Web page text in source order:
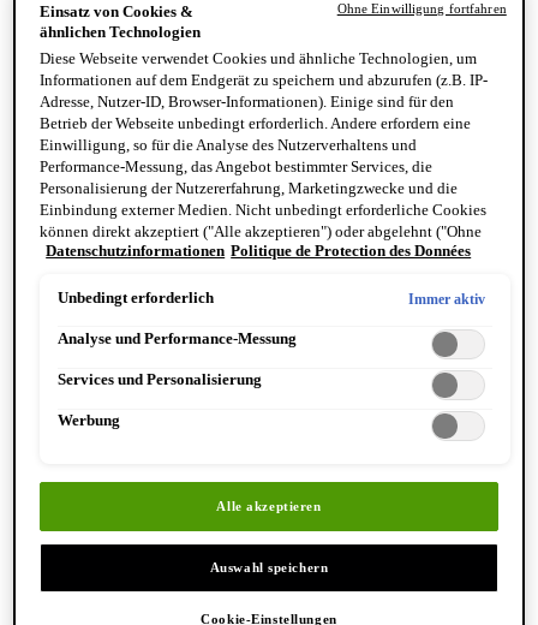
Hand & Körper
Kategorie
Handseife & Balsam
Seife am Stück
Reinigung & Peeling für den Körper
Körperbalsame und Öle
Mundpflege & Deodorants
Alle Hand- und Körperpflegeprodukte anzeigen
Bemerkenswerte Formulierungen
Resurrection Aromatique Hand Wash
Eleos Aromatique Hand Balm
Antithesis Intense Body Cleanser
Entdecken Sie Hand & Körper
Einsatz von Cookies &
ähnlichen Technologien
Diese Webseite verwendet Cookies und ähnliche Technologien, um
Informationen auf dem Endgerät zu speichern und abzurufen (z.B. IP-
Adresse, Nutzer-ID, Browser-Informationen). Einige sind für den
Betrieb der Webseite unbedingt erforderlich. Andere erfordern eine
Einwilligung, so für die Analyse des Nutzerverhaltens und
Performance-Messung, das Angebot bestimmter Services, die
Personalisierung der Nutzererfahrung, Marketingzwecke und die
Einbindung externer Medien. Nicht unbedingt erforderliche Cookies
können direkt akzeptiert ("Alle akzeptieren") oder abgelehnt ("Ohne
Einwilligung fortfahren") werden. Individuelle Anpassungen der
speichern"). Die Auswahl kann jederzeit unter dem Link "Cookie-
Datenschutzinformationen.
Datenschutzinformationen Politique de Protection des Données
Unbedingt erforderlich Immer aktiv
Analyse und Performance-Messung
Services und Personalisierung
Werbung
Alle akzeptieren
Auswahl speichern
Cookie-Einstellungen
Ohne Einwilligung fortfahren